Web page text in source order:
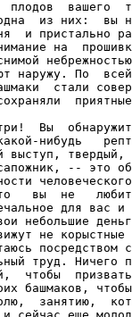
плодов  вашего
из них:  вы
и пристально
на
наружу. По
стали
Вы
нибудь
выступ, твердый,
-- это
вы  не
для вас и
небольшие
не корыстные
посредством
труд. Ничего
чтобы
башмаков,
занятию,